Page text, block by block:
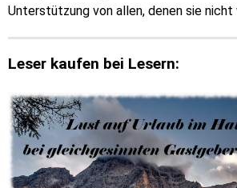
Unterstützung von allen, denen sie
Leser kaufen bei Lesern: